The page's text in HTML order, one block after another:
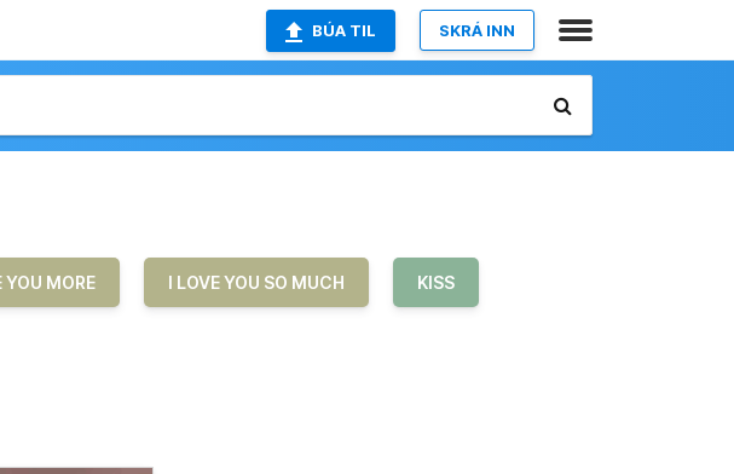
BÚA TIL SKRÁ INN
YOU MORE I LOVE YOU SO MUCH KISS